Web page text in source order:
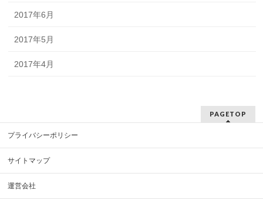
2017年6月
2017年5月
2017年4月
PAGETOP
プライバシーポリシー
サイトマップ
運営会社